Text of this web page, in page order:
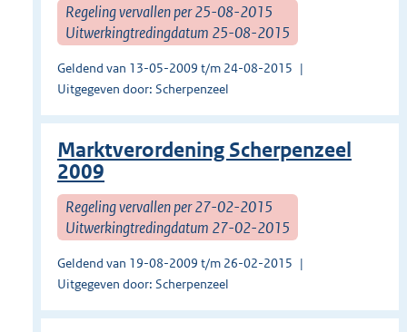
Regeling vervallen per 25-08-2015
Uitwerkingtredingdatum 25-08-2015
Geldend van 13-05-2009 t/m 24-08-2015
Uitgegeven door: Scherpenzeel
Marktverordening Scherpenzeel
2009
Regeling vervallen per 27-02-2015
Uitwerkingtredingdatum 27-02-2015
Geldend van 19-08-2009 t/m 26-02-2015
Uitgegeven door: Scherpenzeel